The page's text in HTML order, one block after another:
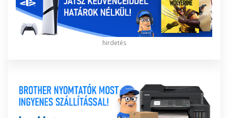
hirdetés